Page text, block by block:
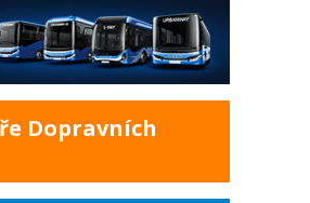
Dopravních